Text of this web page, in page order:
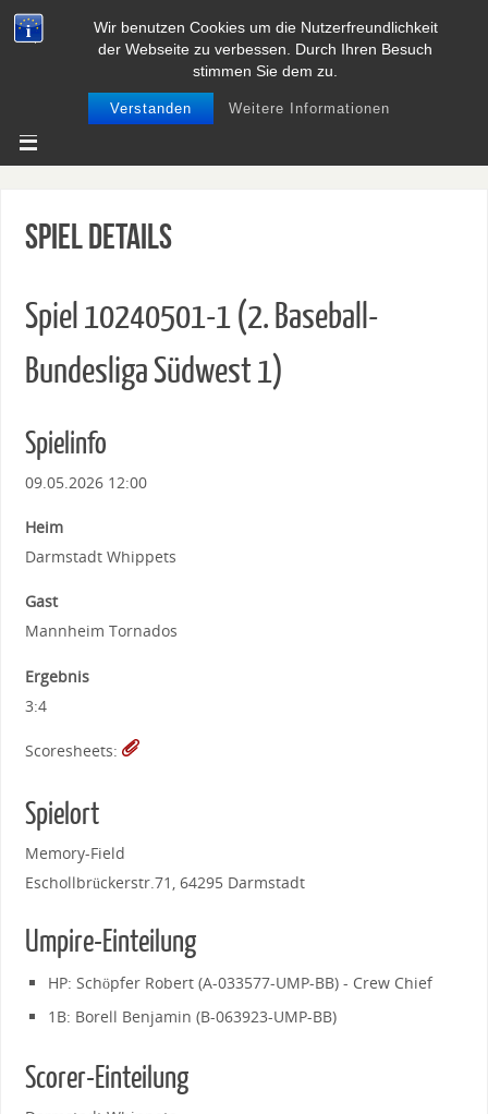
Wir benutzen Cookies um die Nutzerfreundlichkeit
der Webseite zu verbessen. Durch Ihren Besuch
stimmen Sie dem zu.
Verstanden Weitere Informationen
BASEBALL UND SOFTBALL IN
NIEDERSACHSEN
Spiel Details
Spiel 10240501-1 (2. Baseball-
Bundesliga Südwest 1)
Spielinfo
09.05.2026 12:00
Heim
Darmstadt Whippets
Gast
Mannheim Tornados
Ergebnis
3:4
Scoresheets:
Spielort
Memory-Field
Eschollbrückerstr.71, 64295 Darmstadt
Umpire-Einteilung
HP: Schöpfer Robert (A-033577-UMP-BB) - Crew Chief
1B: Borell Benjamin (B-063923-UMP-BB)
Scorer-Einteilung